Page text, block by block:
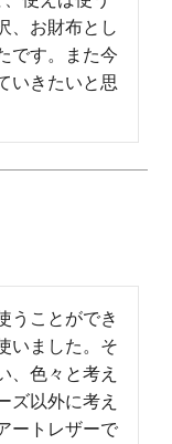
、お財布とし
です。また今
いきたいと思
うことができ
いました。そ
、色々と考え
ズ以外に考え
ートレザーで